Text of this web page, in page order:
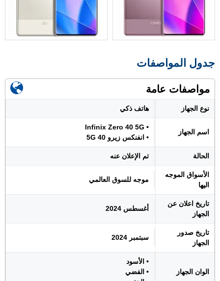
جدول المواصفات
مواصفات عامة
نوع الجهاز هاتف ذكي
اسم الجهاز
• Infinix Zero 40 5G
• انفنكس زيرو 40 5G
الحالة تم الإعلان عنه
الأسواق الموجه
اليها
موجه للسوق العالمي
تاريخ اعلان عن
الجهاز
أغسطس 2024
تاريخ صدور
الجهاز
سبتمبر 2024
الوان الجهاز
• الأسود
• الفضي